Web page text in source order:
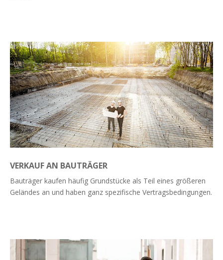
VERKAUF AN BAUTRÄGER
Bauträger kaufen häufig Grundstücke als Teil eines größeren
Geländes an und haben ganz spezifische Vertragsbedingungen.